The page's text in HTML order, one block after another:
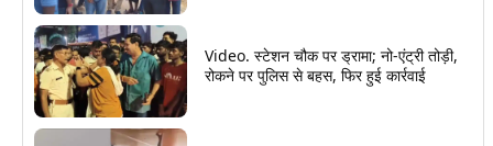
Video. स्टेशन चौक पर ड्रामा; नो-एंट्री तोड़ी,
रोकने पर पुलिस से बहस, फिर हुई कार्रवाई